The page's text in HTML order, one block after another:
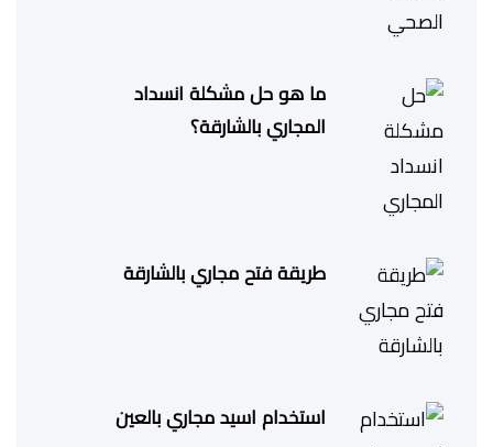
ما هو حل مشكلة انسداد
المجاري بالشارقة؟
طريقة فتح مجاري بالشارقة
استخدام اسيد مجاري بالعين